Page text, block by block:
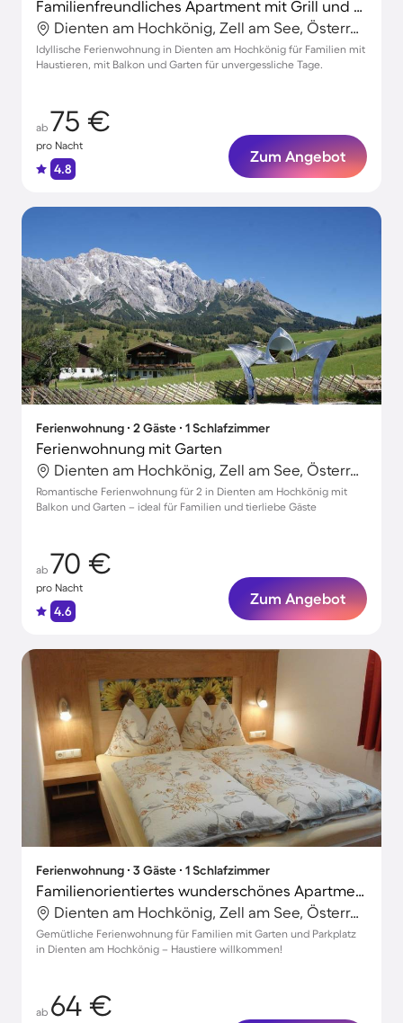
Familienfreundliches Apartment mit Grill und Garten | Skifahren in der Nähe | Haustierfreundlich
Dienten am Hochkönig, Zell am See, Österreich
Idyllische Ferienwohnung in Dienten am Hochkönig für Familien mit
Haustieren, mit Balkon und Garten für unvergessliche Tage.
ab 75 €
pro Nacht
4.8
Zum Angebot
Ferienwohnung ∙ 2 Gäste ∙ 1 Schlafzimmer
Ferienwohnung mit Garten
Dienten am Hochkönig, Zell am See, Österreich
Romantische Ferienwohnung für 2 in Dienten am Hochkönig mit
Balkon und Garten – ideal für Familien und tierliebe Gäste
ab 70 €
pro Nacht
4.6
Zum Angebot
Ferienwohnung ∙ 3 Gäste ∙ 1 Schlafzimmer
Familienorientiertes wunderschönes Apartment mit Garten und Grill | Nah am Skifahren | Haustiere sind willkommen
Dienten am Hochkönig, Zell am See, Österreich
Gemütliche Ferienwohnung für Familien mit Garten und Parkplatz
in Dienten am Hochkönig – Haustiere willkommen!
ab 64 €